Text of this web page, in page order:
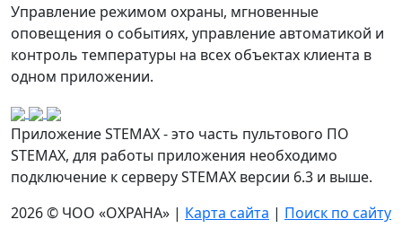
Управление режимом охраны, мгновенные
оповещения о событиях, управление автоматикой и
контроль температуры на всех объектах клиента в
одном приложении.
Приложение STEMAX - это часть пультового ПО
STEMAX, для работы приложения необходимо
подключение к серверу STEMAX версии 6.3 и выше.
2026 © ЧОО «ОХРАНА» | Карта сайта | Поиск по сайту